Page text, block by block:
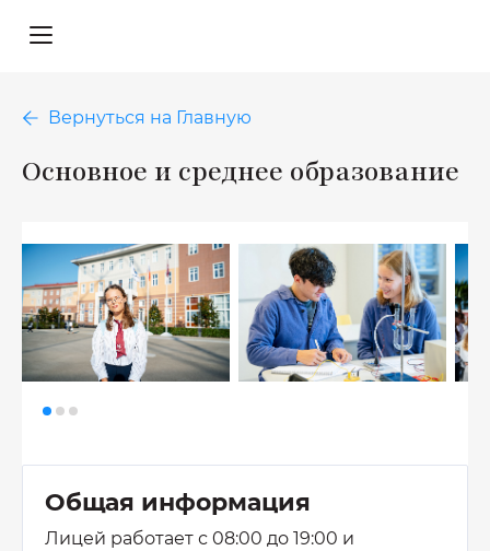
Вернуться на Главную
Основное и среднее образование
Общая информация
Лицей работает с 08:00 до 19:00 и